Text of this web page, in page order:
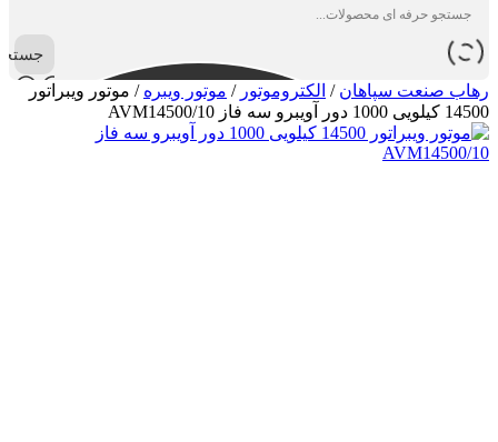
رهاب صنعت سپاهان / الکتروموتور / موتور ویبره / موتور ویبراتور
14500 کیلویی 1000 دور آویبرو سه فاز AVM14500/10